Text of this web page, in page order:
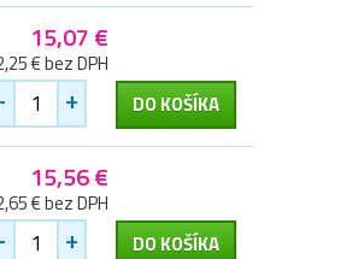
15,07 €
€ bez DPH
+ DO KOŠÍKA
15,56 €
€ bez DPH
+ DO KOŠÍKA